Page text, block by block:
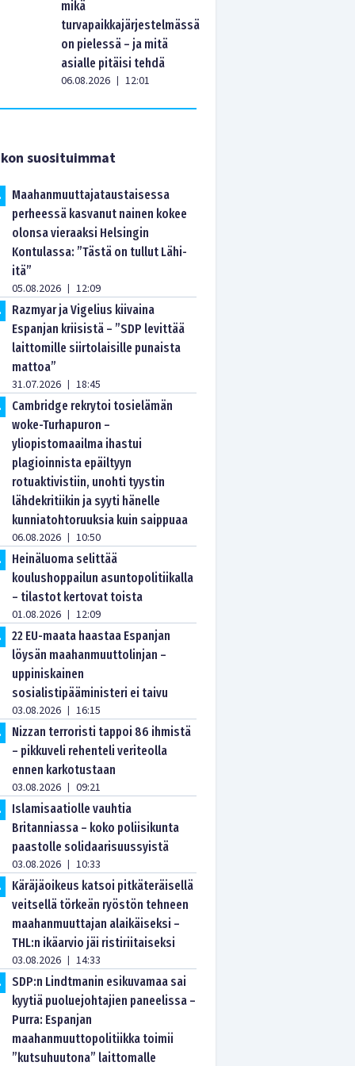
mikä
turvapaikkajärjestelmässä
on pielessä – ja mitä
asialle pitäisi tehdä
06.08.2026 | 12:01
suosituimmat
Maahanmuuttajataustaisessa
perheessä kasvanut nainen kokee
olonsa vieraaksi Helsingin
Kontulassa: ”Tästä on tullut Lähi-
itä”
05.08.2026 | 12:09
Razmyar ja Vigelius kiivaina
Espanjan kriisistä – ”SDP levittää
laittomille siirtolaisille punaista
mattoa”
31.07.2026 | 18:45
.
Cambridge rekrytoi tosielämän
woke-Turhapuron –
yliopistomaailma ihastui
plagioinnista epäiltyyn
rotuaktivistiin, unohti tyystin
lähdekritiikin ja syyti hänelle
kunniatohtoruuksia kuin saippuaa
06.08.2026 | 10:50
Heinäluoma selittää
koulushoppailun asuntopolitiikalla
– tilastot kertovat toista
01.08.2026 | 12:09
22 EU-maata haastaa Espanjan
löysän maahanmuuttolinjan –
uppiniskainen
sosialistipääministeri ei taivu
03.08.2026 | 16:15
Nizzan terroristi tappoi 86 ihmistä
– pikkuveli rehenteli veriteolla
ennen karkotustaan
03.08.2026 | 09:21
Islamisaatiolle vauhtia
Britanniassa – koko poliisikunta
paastolle solidaarisuussyistä
03.08.2026 | 10:33
Käräjäoikeus katsoi pitkäteräisellä
veitsellä törkeän ryöstön tehneen
maahanmuuttajan alaikäiseksi –
THL:n ikäarvio jäi ristiriitaiseksi
03.08.2026 | 14:33
SDP:n Lindtmanin esikuvamaa sai
kyytiä puoluejohtajien paneelissa –
Purra: Espanjan
maahanmuuttopolitiikka toimii
”kutsuhuutona” laittomalle